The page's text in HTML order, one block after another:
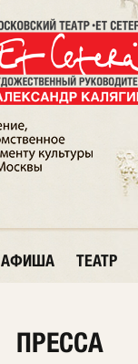
АФИША ТЕАТР
ПРЕССА